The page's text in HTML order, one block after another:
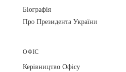
Біографія
Про Президента України
ОФІС
Керівництво Офісу